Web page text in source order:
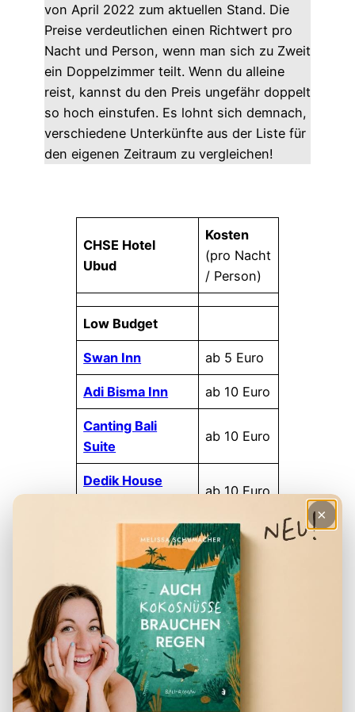
von April 2022 zum aktuellen Stand. Die
Preise verdeutlichen einen Richtwert pro
Nacht und Person, wenn man sich zu Zweit
ein Doppelzimmer teilt. Wenn du alleine
reist, kannst du den Preis ungefähr doppelt
so hoch einstufen. Es lohnt sich demnach,
verschiedene Unterkünfte aus der Liste für
den eigenen Zeitraum zu vergleichen!
CHSE Hotel
Ubud
Kosten
(pro Nacht
/ Person)
Low Budget
Swan Inn ab 5 Euro
Adi Bisma Inn ab 10 Euro
Canting Bali
Suite
ab 10 Euro
Dedik House
ab 10 Euro
Dukuh Village
ab 10 Euro
Swahita Ubud ab 10 Euro
Ubud Tropical
Garden
ab 10 Euro
Adi Jaya
Cottages Jungle
ab 15 Euro
×